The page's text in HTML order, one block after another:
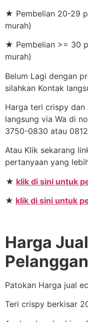
★ Pembelian 20-29
murah)
★ Pembelian >= 30
murah)
Belum Lagi dengan
silahkan Kontak
Harga teri crispy dan
langsung via Wa di
3750-0830 atau
Atau Klik sekarang
pertanyaan yang
★ klik di sini untuk
★ klik di sini untuk
Harga
Pelanggan
Patokan Harga jual
Teri crispy berkisar